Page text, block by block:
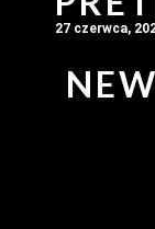
27 czerwca,